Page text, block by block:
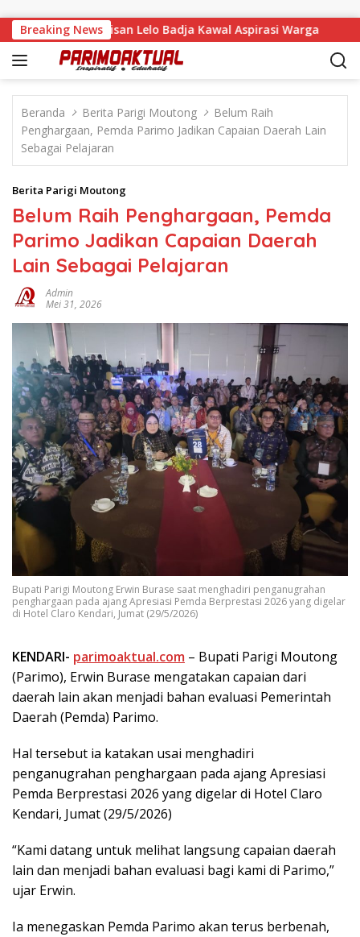
Breaking News
Tandaigi, Faisan Lelo Badja Kawal Aspirasi Warga
Beranda Berita Parigi Moutong
Belum Raih
Penghargaan, Pemda Parimo Jadikan Capaian Daerah Lain
Sebagai Pelajaran
Berita Parigi Moutong
Belum Raih Penghargaan, Pemda
Parimo Jadikan Capaian Daerah
Lain Sebagai Pelajaran
Admin
Mei 31, 2026
Bupati Parigi Moutong Erwin Burase saat menghadiri penganugrahan
penghargaan pada ajang Apresiasi Pemda Berprestasi 2026 yang digelar
di Hotel Claro Kendari, Jumat (29/5/2026)
KENDARI- parimoaktual.com – Bupati Parigi Moutong
(Parimo), Erwin Burase mengatakan capaian dari
daerah lain akan menjadi bahan evaluasi Pemerintah
Daerah (Pemda) Parimo.
Hal tersebut ia katakan usai menghadiri
penganugrahan penghargaan pada ajang Apresiasi
Pemda Berprestasi 2026 yang digelar di Hotel Claro
Kendari, Jumat (29/5/2026)
“Kami datang untuk melihat langsung capaian daerah
lain dan menjadi bahan evaluasi bagi kami di Parimo,”
ujar Erwin.
Ia menegaskan Pemda Parimo akan terus berbenah,